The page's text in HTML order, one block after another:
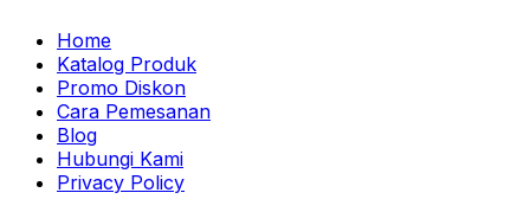
Home
Katalog Produk
Promo Diskon
Cara Pemesanan
Blog
Hubungi Kami
Privacy Policy